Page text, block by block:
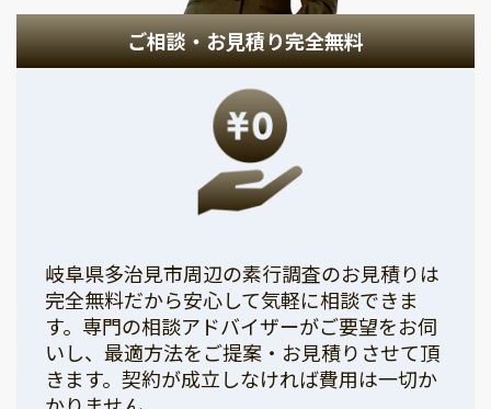
ご相談・お見積り完全無料
岐阜県多治見市周辺の素行調査のお見積りは
完全無料だから安心して気軽に相談できま
す。専門の相談アドバイザーがご要望をお伺
いし、最適方法をご提案・お見積りさせて頂
きます。契約が成立しなければ費用は一切か